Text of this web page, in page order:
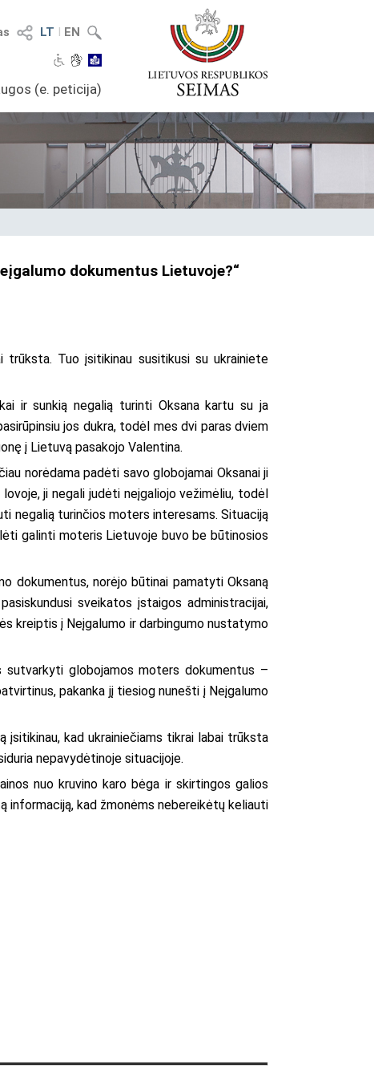
LT I EN
(e. peticija)
dokumentus Lietuvoje?“
trūksta. Tuo įsitikinau susitikusi su ukrainiete
ir sunkią negalią turinti Oksana kartu su ja
jos dukra, todėl mes dvi paras dviem
į Lietuvą pasakojo Valentina.
norėdama padėti savo globojamai Oksanai ji
ji negali judėti neįgaliojo vežimėliu, todėl
negalią turinčios moters interesams. Situaciją
galinti moteris Lietuvoje buvo be būtinosios
dokumentus, norėjo būtinai pamatyti Oksaną
sveikatos įstaigos administracijai,
kreiptis į Neįgalumo ir darbingumo nustatymo
sutvarkyti globojamos moters dokumentus –
pakanka jį tiesiog nunešti į Neįgalumo
įsitikinau, kad ukrainiečiams tikrai labai trūksta
nepavydėtinoje situacijoje.
nuo kruvino karo bėga ir skirtingos galios
informaciją, kad žmonėms nebereikėtų keliauti